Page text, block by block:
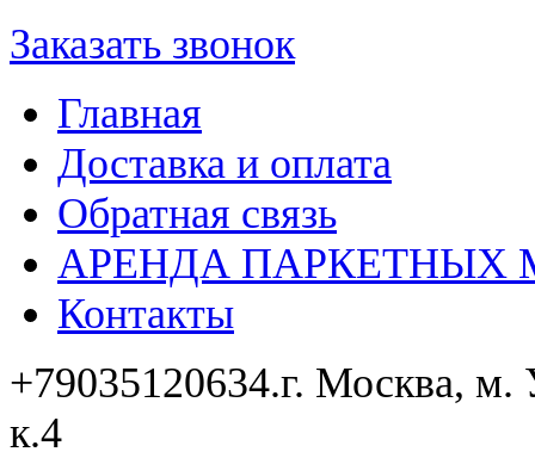
Заказать звонок
Главная
Доставка и оплата
Обратная связь
АРЕНДА
Контакты
+79035120634​.г. Москва, м.
к.4